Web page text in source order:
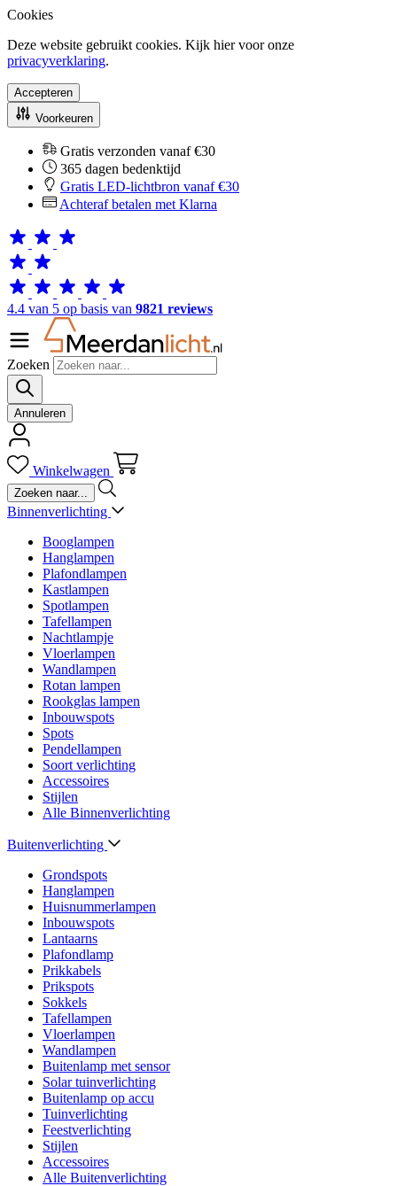
Cookies
Deze website gebruikt cookies. Kijk hier voor onze
privacyverklaring.
Accepteren
Voorkeuren
Gratis verzonden vanaf €30
365 dagen bedenktijd
Gratis LED-lichtbron vanaf €30
Achteraf betalen met Klarna
4.4 van 5 op basis van 9821 reviews
Zoeken
Annuleren
Winkelwagen
Binnenverlichting
Booglampen
Hanglampen
Plafondlampen
Kastlampen
Spotlampen
Tafellampen
Nachtlampje
Vloerlampen
Wandlampen
Rotan lampen
Rookglas lampen
Inbouwspots
Spots
Pendellampen
Soort verlichting
Accessoires
Stijlen
Alle Binnenverlichting
Buitenverlichting
Grondspots
Hanglampen
Huisnummerlampen
Inbouwspots
Lantaarns
Plafondlamp
Prikkabels
Prikspots
Sokkels
Tafellampen
Vloerlampen
Wandlampen
Buitenlamp met sensor
Solar tuinverlichting
Buitenlamp op accu
Tuinverlichting
Feestverlichting
Stijlen
Accessoires
Alle Buitenverlichting